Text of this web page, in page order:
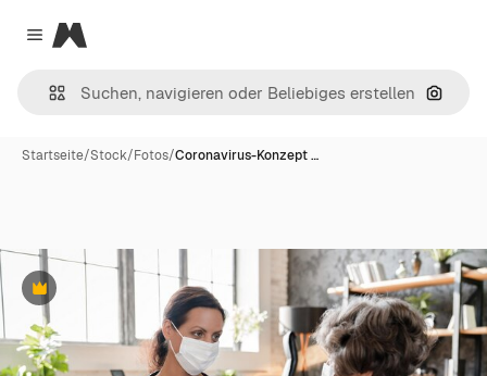
Close menu
Magnific
Nach
Startseite/Stock/Fotos/Coronavirus-Konzept …
Premium